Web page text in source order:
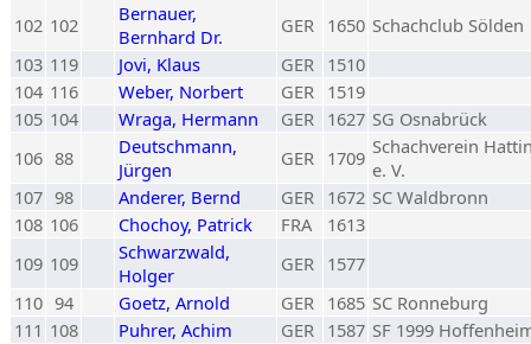
102 102
Bernauer,
Bernhard Dr.
GER 1650 Schachclub Sölden
103 119 Jovi, Klaus GER 1510
104 116 Weber, Norbert GER 1519
105 104 Wraga, Hermann GER 1627 SG Osnabrück
106 88
Deutschmann,
Jürgen
GER 1709 Schachverein
e. V.
107 98 Anderer, Bernd GER 1672 SC Waldbronn
108 106 Chochoy, Patrick FRA
1613
109 109
Schwarzwald,
Holger
GER 1577
110 94 Goetz, Arnold GER 1685 SC Ronneburg
111 108 Puhrer, Achim GER 1587 SF 1999